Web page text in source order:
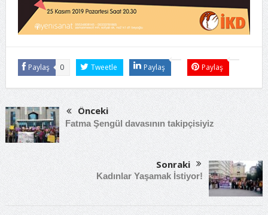
Paylaş 0 Tweetle Paylaş Paylaş
Önceki
Fatma Şengül davasının takipçisiyiz
Sonraki
Kadınlar Yaşamak İstiyor!